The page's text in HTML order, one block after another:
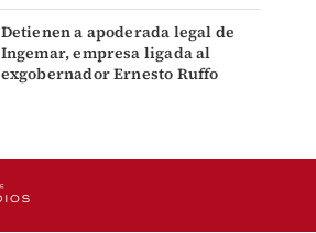
Detienen a apoderada legal de
Ingemar, empresa ligada al
exgobernador Ernesto Ruffo